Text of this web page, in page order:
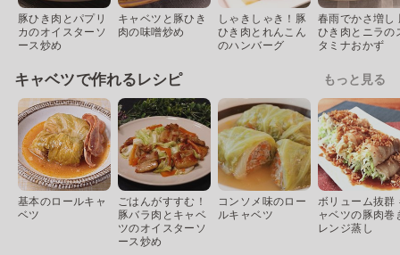
豚ひき肉とパプリ
カのオイスターソ
ース炒め
キャベツと豚ひき
肉の味噌炒め
しゃきしゃき！豚
ひき肉とれんこん
のハンバーグ
春雨でかさ増し
ひき肉とニラの
タミナおかず
キャベツで作れるレシピ もっと見る
基本のロールキャ
ベツ
ごはんがすすむ！
豚バラ肉とキャベ
ツのオイスターソ
ース炒め
コンソメ味のロー
ルキャベツ
ボリューム抜群
ャベツの豚肉巻
レンジ蒸し